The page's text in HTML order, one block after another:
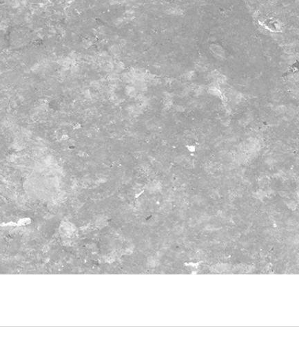
Редагування фото
ювелірних виробів
Дані для навчання ШІ